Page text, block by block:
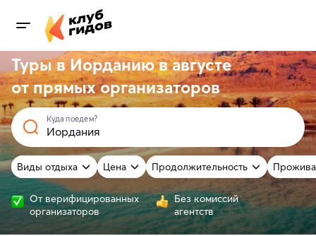
Туры в Иорданию в августе
отпрямыхорганизаторов
Куда поедем?
Виды отдыха Цена Продолжительность
От верифицированных
организаторов
Без комиссий
агентств